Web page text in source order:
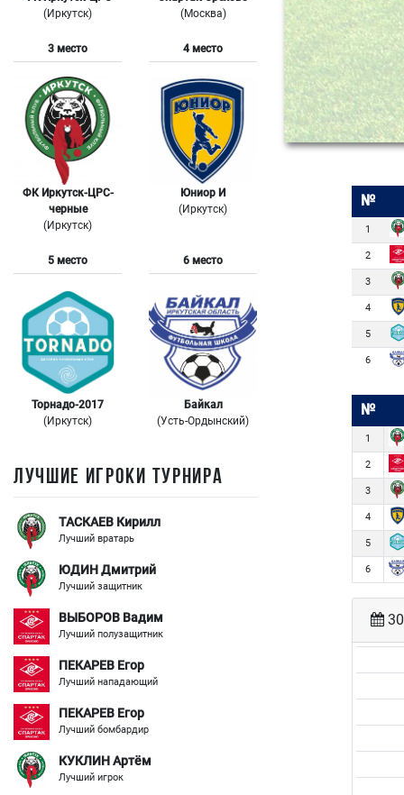
(Иркутск)
(Москва)
3 место
ФК Иркутск-ЦРС-
черные
(Иркутск)
4 место
Юниор И
(Иркутск)
5 место
Торнадо-2017
(Иркутск)
6 место
Байкал
(Усть-Ордынский)
ЛУЧШИЕ ИГРОКИ ТУРНИРА
ТАСКАЕВ Кирилл
Лучший вратарь
ЮДИН Дмитрий
Лучший защитник
ВЫБОРОВ Вадим
Лучший полузащитник
ПЕКАРЕВ Егор
Лучший нападающий
ПЕКАРЕВ Егор
Лучший бомбардир
КУКЛИН Артём
Лучший игрок
№
1
2
3
4
5
6
№
1
2
3
4
5
6
30